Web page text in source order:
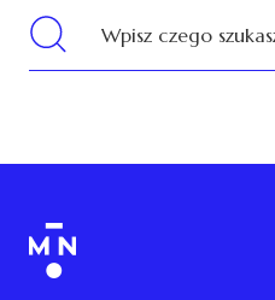
Wpisz czego